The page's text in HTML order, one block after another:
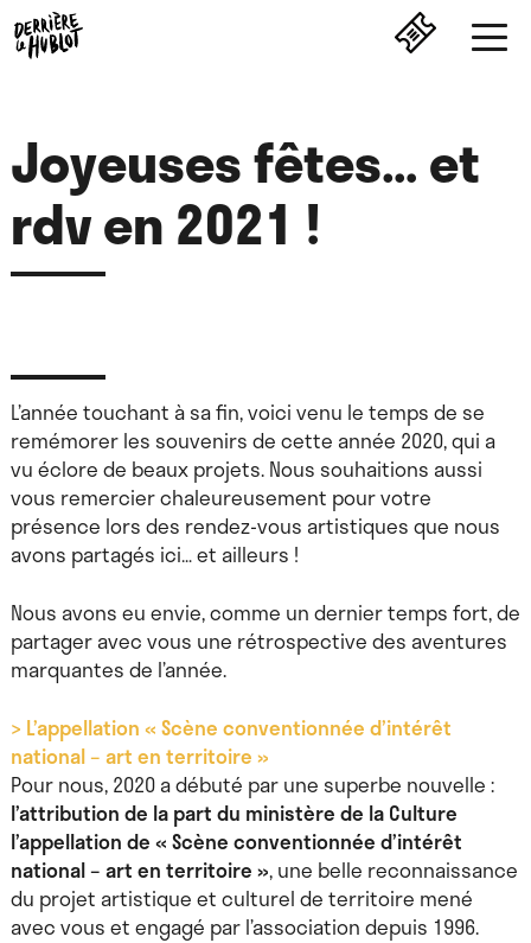
Joyeuses fêtes… et
rdv en 2021 !
L’année touchant à sa fin, voici venu le temps de se
remémorer les souvenirs de cette année 2020, qui a
vu éclore de beaux projets. Nous souhaitions aussi
vous remercier chaleureusement pour votre
présence lors des rendez-vous artistiques que nous
avons partagés ici… et ailleurs !
Nous avons eu envie, comme un dernier temps fort, de
partager avec vous une rétrospective des aventures
marquantes de l’année.
> L’appellation « Scène conventionnée d’intérêt
national – art en territoire »
Pour nous, 2020 a débuté par une superbe nouvelle :
l’attribution de la part du ministère de la Culture
l’appellation de« Scène conventionnée d’intérêt
national – art en territoire », une belle reconnaissance
du projet artistique et culturel de territoire mené
avec vous et engagé par l’association depuis 1996.